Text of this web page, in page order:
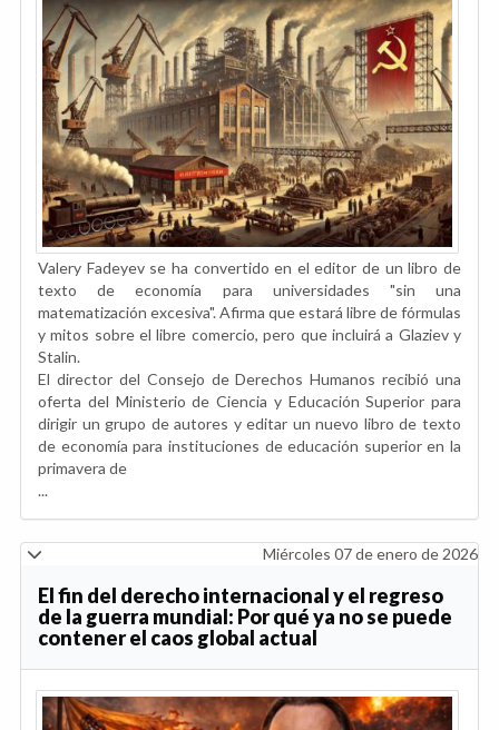
Valery Fadeyev se ha convertido en el editor de un libro de
texto de economía para universidades "sin una
matematización excesiva". Afirma que estará libre de fórmulas
y mitos sobre el libre comercio, pero que incluirá a Glaziev y
Stalin.
El director del Consejo de Derechos Humanos recibió una
oferta del Ministerio de Ciencia y Educación Superior para
dirigir un grupo de autores y editar un nuevo libro de texto
de economía para instituciones de educación superior en la
primavera de
...
Miércoles 07 de enero de 2026
El fin del derecho internacional y el regreso
de la guerra mundial: Por qué ya no se puede
contener el caos global actual